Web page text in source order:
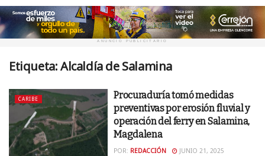
ANUNCIO PUBLICITARIO
Etiqueta:Alcaldía de Salamina
CARIBE
Procuraduría tomó medidas
preventivas por erosión fluvial y
operación del ferry en Salamina,
Magdalena
POR: REDACCIÓN JUNIO 21, 2025